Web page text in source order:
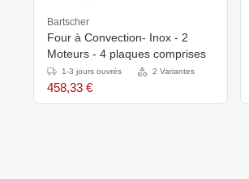
Bartscher
Four à Convection- Inox - 2
Moteurs - 4 plaques comprises
1-3 jours ouvrés 2 Variantes
458,33 €